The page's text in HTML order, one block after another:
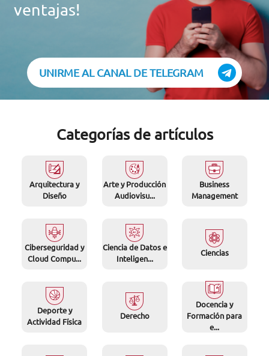
ventajas!
UNIRME AL CANAL DE TELEGRAM
Categorías de artículos
Arquitectura y
Diseño
Arte y Producción
Audiovisu...
Business
Management
Ciberseguridad y
Cloud Compu...
Ciencia de Datos e
Inteligen...
Ciencias
Deporte y
Actividad Física
Derecho
Docencia y
Formación para
e...